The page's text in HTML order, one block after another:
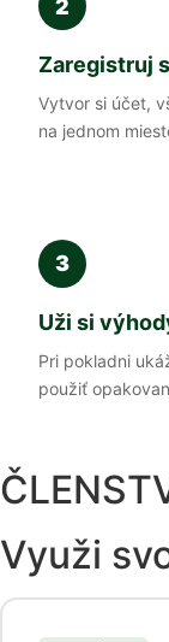
2
Zaregistruj
Vytvor si účet,
na jednom
3
Uži si
Pri pokladni
použiť
Využi